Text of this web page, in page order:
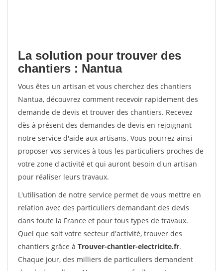
La solution pour trouver des
chantiers : Nantua
Vous êtes un artisan et vous cherchez des chantiers
Nantua, découvrez comment recevoir rapidement des
demande de devis et trouver des chantiers. Recevez
dès à présent des demandes de devis en rejoignant
notre service d'aide aux artisans. Vous pourrez ainsi
proposer vos services à tous les particuliers proches de
votre zone d'activité et qui auront besoin d'un artisan
pour réaliser leurs travaux.
L'utilisation de notre service permet de vous mettre en
relation avec des particuliers demandant des devis
dans toute la France et pour tous types de travaux.
Quel que soit votre secteur d'activité, trouver des
chantiers grâce à Trouver-chantier-electricite.fr.
Chaque jour, des milliers de particuliers demandent